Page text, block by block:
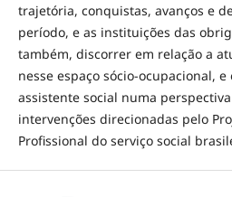
trajetória, conquistas, avanços e
período, e as instituições das
também, discorrer em relação a
nesse espaço sócio-ocupacional,
assistente social numa
intervenções direcionadas pelo
Profissional do serviço social